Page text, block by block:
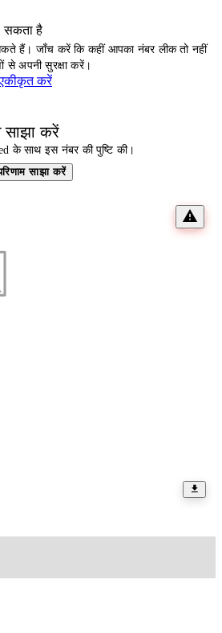
सकता है
हैं। जाँच करें कि कहीं आपका नंबर लीक तो नहीं
से अपनी सुरक्षा करें।
करें
करें
के साथ इस नंबर की पुष्टि की।
साझा करें